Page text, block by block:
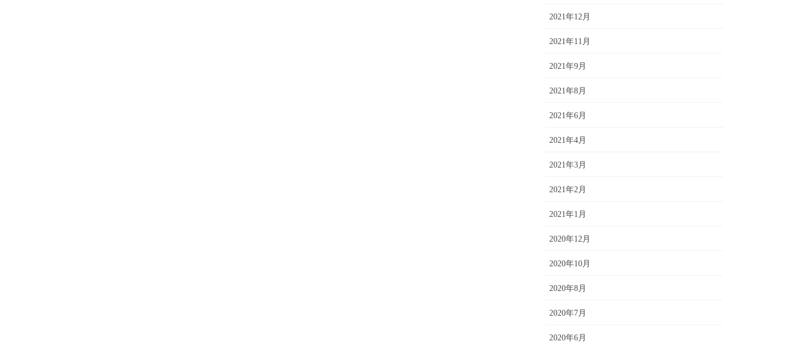
2021年12月
2021年11月
2021年9月
2021年8月
2021年6月
2021年4月
2021年3月
2021年2月
2021年1月
2020年12月
2020年10月
2020年8月
2020年7月
2020年6月